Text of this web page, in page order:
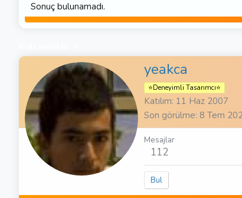
Sonuç bulunamadı.
yeakca
⭐Deneyimli Tasarımcı⭐
Katılım 11 Haz 2007
Son görülme 8 Tem
Mesajlar
112
Bul